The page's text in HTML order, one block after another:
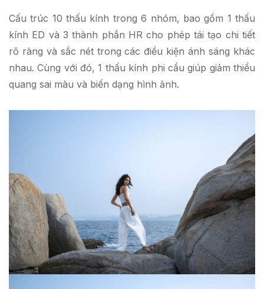
Cấu trúc 10 thấu kính trong 6 nhóm, bao gồm 1 thấu
kính ED và 3 thành phần HR cho phép tái tạo chi tiết
rõ ràng và sắc nét trong các điều kiện ánh sáng khác
nhau. Cùng với đó, 1 thấu kính phi cầu giúp giảm thiểu
quang sai màu và biến dạng hình ảnh.